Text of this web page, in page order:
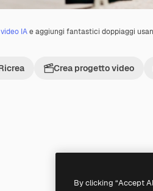
IAe aggiungi fantastici doppiaggi
Crea progetto video
By clicking “Accept